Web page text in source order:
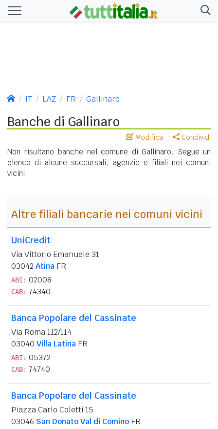
IT LAZ FR Gallinaro
Banche di Gallinaro
Modifica Condividi
Non risultano banche nel comune di Gallinaro. Segue un
elenco di alcune succursali, agenzie e filiali nei comuni
vicini.
Altre filiali bancarie nei comuni vicini
UniCredit
Via Vittorio Emanuele 31
03042 Atina FR
ABI: 02008
CAB: 74340
Banca Popolare del Cassinate
Via Roma 112/114
03040 Villa Latina FR
ABI: 05372
CAB: 74740
Banca Popolare del Cassinate
Piazza Carlo Coletti 15
03046 San Donato Val di Comino FR